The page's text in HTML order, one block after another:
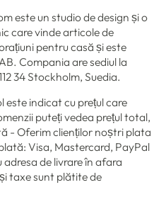
este un studio de design și o
care vinde articole de
pentru casă și este
Compania are sediul la
34 Stockholm, Suedia.
este indicat cu prețul care
puteți vedea prețul total,
- Oferim clienților noștri plata
Visa, Mastercard, PayPal
de livrare în afara
taxe sunt plătite de